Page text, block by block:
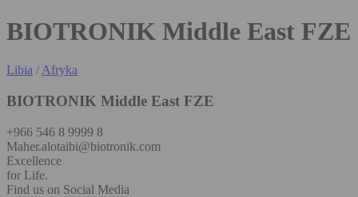
BIOTRONIK Middle East FZE
Libia /Afryka
BIOTRONIK Middle East FZE
+966 546 8 9999 8
Maher.alotaibi@biotronik.com
Excellence
for Life.
Find us on Social Media